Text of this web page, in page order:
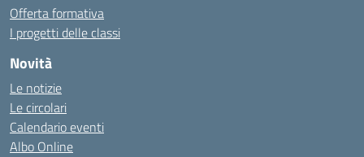
Offerta formativa
I progetti delle classi
Novità
Le notizie
Le circolari
Calendario eventi
Albo Online